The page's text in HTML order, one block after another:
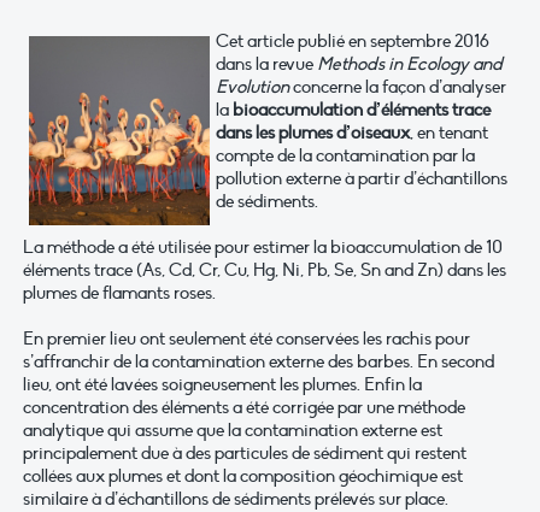
Cet article publié en septembre 2016
dans la revue Methods in Ecology and
Evolutionconcerne la façon d’analyser
la bioaccumulation d’éléments trace
dans les plumes d’oiseaux, en tenant
compte de la contamination par la
pollution externe à partir d’échantillons
de sédiments.
La méthode a été utilisée pour estimer la bioaccumulation de 10
éléments trace (As, Cd, Cr, Cu, Hg, Ni, Pb, Se, Sn and Zn) dans les
plumes de flamants roses.
En premier lieu ont seulement été conservées les rachis pour
s’affranchir de la contamination externe des barbes. En second
lieu, ont été lavées soigneusement les plumes. Enfin la
concentration des éléments a été corrigée par une méthode
analytique qui assume que la contamination externe est
principalement due à des particules de sédiment qui restent
collées aux plumes et dont la composition géochimique est
similaire à d’échantillons de sédiments prélevés sur place.